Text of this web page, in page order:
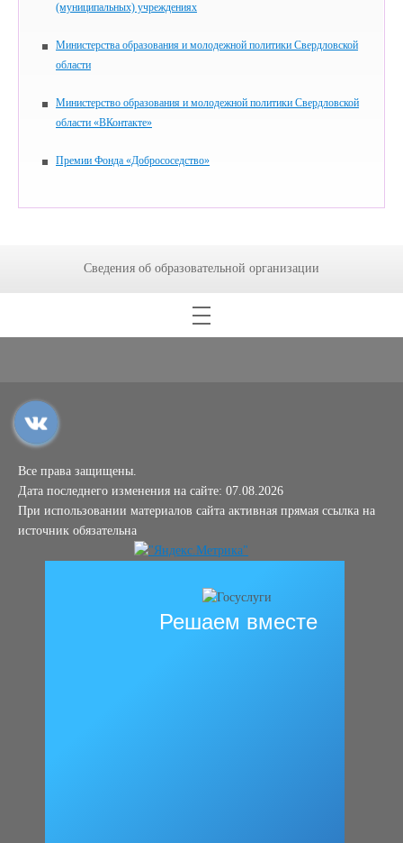
(муниципальных) учреждениях
Министерства образования и молодежной политики Свердловской
области
Министерство образования и молодежной политики Свердловской
области «ВКонтакте»
Премии Фонда «Добрососедство»
Сведения об образовательной организации
Все права защищены.
Дата последнего изменения на сайте: 07.08.2026
При использовании материалов сайта активная прямая ссылка на
источник обязательна
Решаем вместе